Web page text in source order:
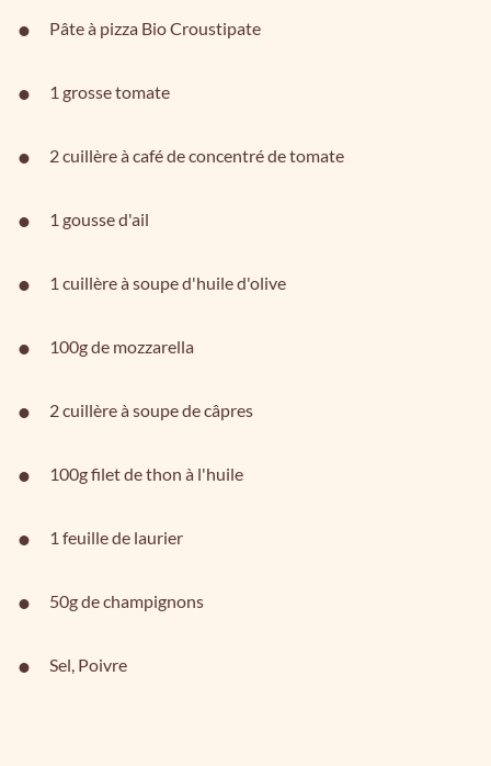
Pâte à pizza Bio Croustipate
1 grosse tomate
2 cuillère à café de concentré de tomate
1 gousse d'ail
1 cuillère à soupe d'huile d'olive
100g de mozzarella
2 cuillère à soupe de câpres
100g filet de thon à l'huile
1 feuille de laurier
50g de champignons
Sel, Poivre